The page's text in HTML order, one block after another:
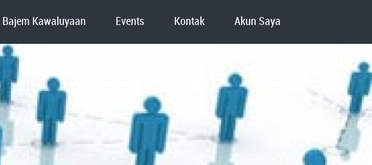
Bajem Kawaluyaan Events Kontak Akun Saya